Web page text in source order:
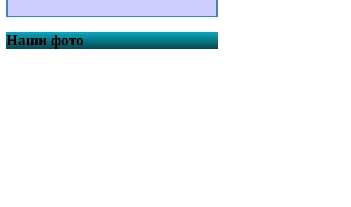
Наши фото